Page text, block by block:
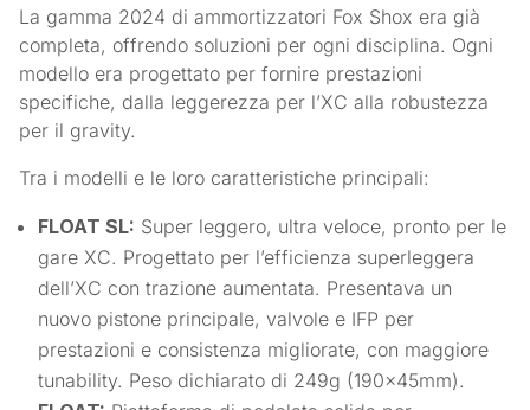
La gamma 2024 di ammortizzatori Fox Shox era già
completa, offrendo soluzioni per ogni disciplina. Ogni
modello era progettato per fornire prestazioni
specifiche, dalla leggerezza per l’XC alla robustezza
per il gravity.
Tra i modelli e le loro caratteristiche principali:
FLOAT SL: Super leggero, ultra veloce, pronto per le
gare XC. Progettato per l’efficienza superleggera
dell’XC con trazione aumentata. Presentava un
nuovo pistone principale, valvole e IFP per
prestazioni e consistenza migliorate, con maggiore
tunability. Peso dichiarato di 249g (190x45mm).